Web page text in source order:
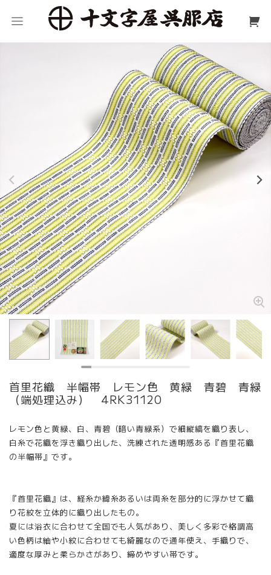
首里花織 半幅帯 レモン色 黄緑 青碧 青緑
（端処理込み） 4RK31120
レモン色と黄緑、白、青碧（暗い青緑系）で細縦縞を織り表し、
白糸で花織を浮き織り出した、洗練された透明感ある『首里花織
の半幅帯』です。
『首里花織』は、経糸か緯糸あるいは両糸を部分的に浮かせて織
り花紋を立体的に織り出したもの。
夏には浴衣に合わせて全国でも人気があり、美しく多彩で格調高
い色柄は紬や小紋に合わせても綺麗なので通年使え、手織りで、
適度な厚みと柔らかさがあり、締めやすい帯です。